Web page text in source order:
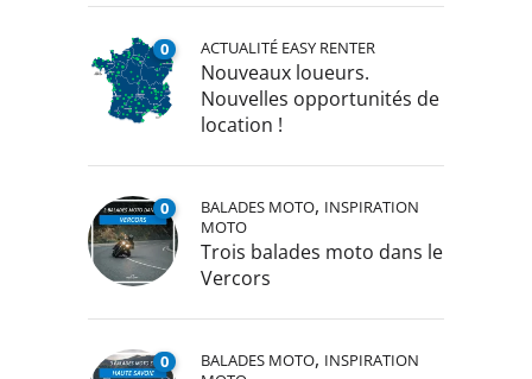
0 ACTUALITÉ EASY RENTER
Nouveaux loueurs.
Nouvelles opportunités de
location !
0 BALADES MOTO, INSPIRATION
MOTO
Trois balades moto dans le
Vercors
0 BALADES MOTO, INSPIRATION